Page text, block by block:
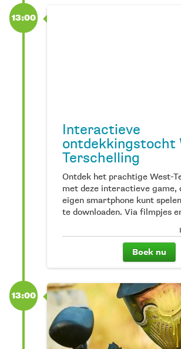
13:00
Interactieve
ontdekkingstocht
Terschelling
Ontdek het prachtige West-
met deze interactieve game,
eigen smartphone kunt
te downloaden. Via filmpjes
je verschillende opdrachten.
goed op, dan verzamel je
waardoor je een schat kunt
jullie de ultieme
West? Deze activiteit is voor
leeftijden, leuk om als stel of
of vrienden te doen. De
per team; boek je online voor
dan kan een team tot
deelnemen. Dus niet iedere
hoeft afzonderlijk te boeken.
Boek nu
13:00